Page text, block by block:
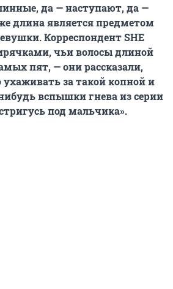
да — наступают, да —
длина является предметом
Корреспондент SHE
чьи волосы длиной
пят, — они рассказали,
ухаживать за такой копной и
вспышки гнева из серии
под мальчика».